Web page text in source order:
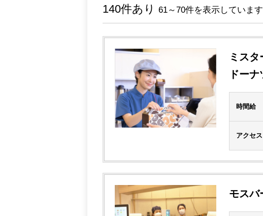
140件あり 61～70件を表示しています
ミス
ドー
時間給
アクセス
モスバ